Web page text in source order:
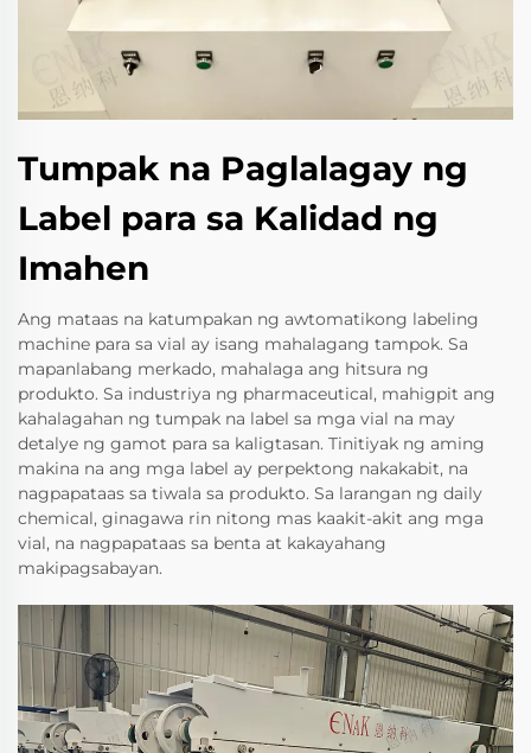
Tumpak na Paglalagay ng
Label para sa Kalidad ng
Imahen
Ang mataas na katumpakan ng awtomatikong labeling
machine para sa vial ay isang mahalagang tampok. Sa
mapanlabang merkado, mahalaga ang hitsura ng
produkto. Sa industriya ng pharmaceutical, mahigpit ang
kahalagahan ng tumpak na label sa mga vial na may
detalye ng gamot para sa kaligtasan. Tinitiyak ng aming
makina na ang mga label ay perpektong nakakabit, na
nagpapataas sa tiwala sa produkto. Sa larangan ng daily
chemical, ginagawa rin nitong mas kaakit-akit ang mga
vial, na nagpapataas sa benta at kakayahang
makipagsabayan.